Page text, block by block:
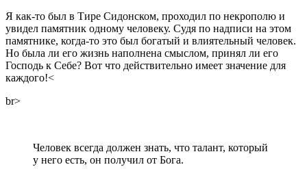
Я как-то был в Тире Сидонском, проходил по некрополю и
увидел памятник одному человеку. Судя по надписи на этом
памятнике, когда-то это был богатый и влиятельный человек.
Но была ли его жизнь наполнена смыслом, принял ли его
Господь к Себе? Вот что действительно имеет значение для
каждого!<
br>
Человек всегда должен знать, что талант, который
у него есть, он получил от Бога.